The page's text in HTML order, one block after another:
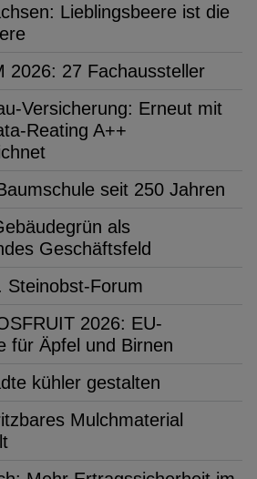
Lieblingsbeere ist die
2026: 27 Fachaussteller
Versicherung: Erneut mit
Reating A++
seit 250 Jahren
als
Geschäftsfeld
Steinobst-Forum
2026: EU-
für Äpfel und Birnen
kühler gestalten
Mulchmaterial